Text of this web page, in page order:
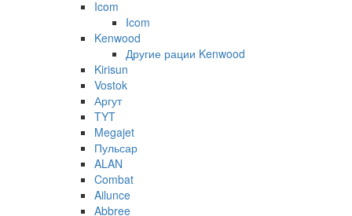
Icom
Icom
Kenwood
Другие рации Kenwood
Kirisun
Vostok
Аргут
TYT
Megajet
Пульсар
ALAN
Combat
Ailunce
Abbree